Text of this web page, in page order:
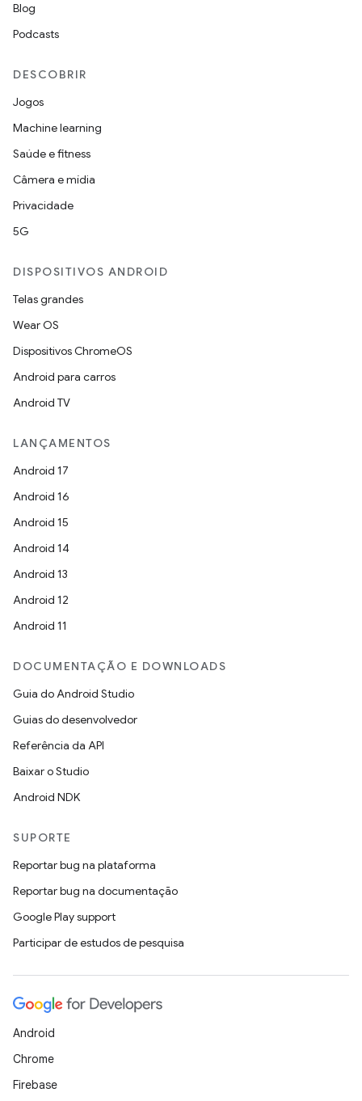
Blog
Podcasts
DESCOBRIR
Jogos
Machine learning
Saúde e fitness
Câmera e mídia
Privacidade
5G
DISPOSITIVOS ANDROID
Telas grandes
Wear OS
Dispositivos ChromeOS
Android para carros
Android TV
LANÇAMENTOS
Android 17
Android 16
Android 15
Android 14
Android 13
Android 12
Android 11
DOCUMENTAÇÃO E DOWNLOADS
Guia do Android Studio
Guias do desenvolvedor
Referência da API
Baixar o Studio
Android NDK
SUPORTE
Reportar bug na plataforma
Reportar bug na documentação
Google Play support
Participar de estudos de pesquisa
Android
Chrome
Firebase